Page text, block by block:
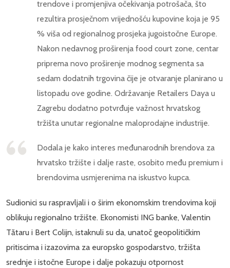
trendove i promjenjiva očekivanja potrošača, što
rezultira prosječnom vrijednošću kupovine koja je 95
% viša od regionalnog prosjeka jugoistočne Europe.
Nakon nedavnog proširenja food court zone, centar
priprema novo proširenje modnog segmenta sa
sedam dodatnih trgovina čije je otvaranje planirano u
listopadu ove godine. Održavanje Retailers Daya u
Zagrebu dodatno potvrđuje važnost hrvatskog
tržišta unutar regionalne maloprodajne industrije.
Dodala je kako interes međunarodnih brendova za
hrvatsko tržište i dalje raste, osobito među premium i
brendovima usmjerenima na iskustvo kupca.
Sudionici su raspravljali i o širim ekonomskim trendovima koji
oblikuju regionalno tržište. Ekonomisti ING banke, Valentin
Tătaru i Bert Colijn, istaknuli su da, unatoč geopolitičkim
pritiscima i izazovima za europsko gospodarstvo, tržišta
srednje i istočne Europe i dalje pokazuju otpornost